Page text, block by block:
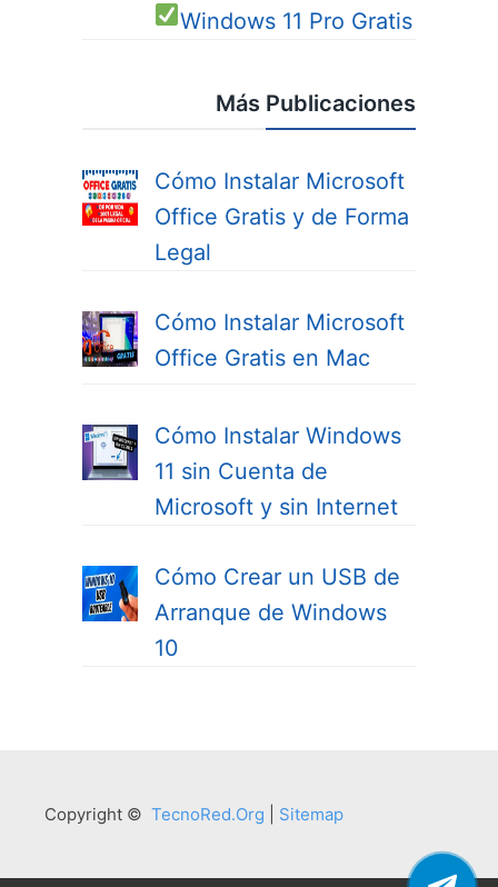
Windows 11 Pro Gratis
Más Publicaciones
Cómo Instalar Microsoft
Office Gratis y de Forma
Legal
Cómo Instalar Microsoft
Office Gratis en Mac
Cómo Instalar Windows
11 sin Cuenta de
Microsoft y sin Internet
Cómo Crear un USB de
Arranque de Windows
10
Copyright © TecnoRed.Org Sitemap